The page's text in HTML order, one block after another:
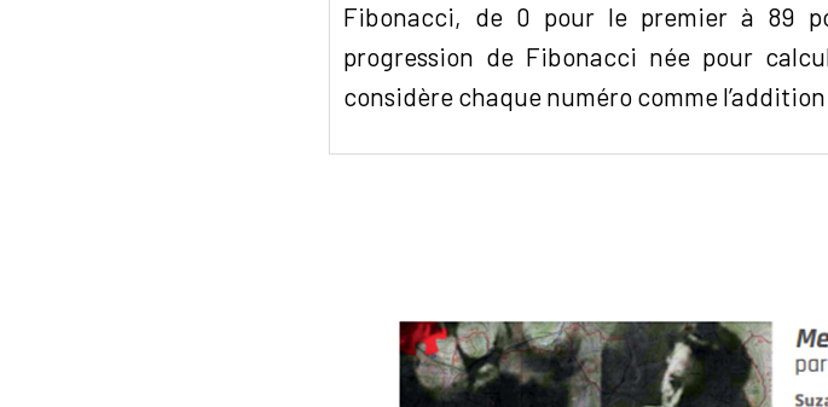
Fibonacci, de 0 pour le premier à 89
progression de Fibonacci née pour
considère chaque numéro comme